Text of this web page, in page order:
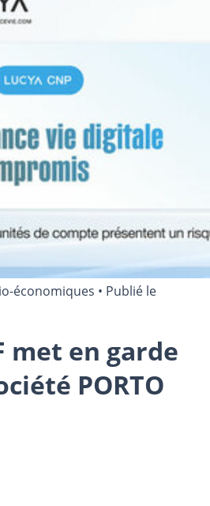
économiques • Publié le
met en garde
PORTO